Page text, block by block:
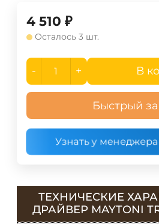
4 510 ₽
Осталось 3 шт.
- + В
Быстрый
Узнать у
ТЕХНИЧЕСКИЕ
ДРАЙВЕР MAYTONI